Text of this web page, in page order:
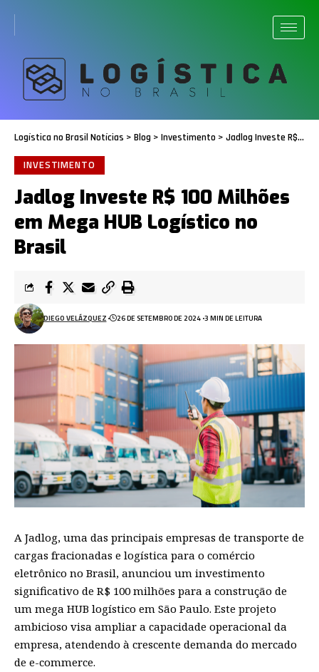
Logística no Brasil Notícias > Blog > Investimento > Jadlog Investe R$ 100 Milhões em Mega HUB Logístico no Brasil
INVESTIMENTO
Jadlog Investe R$ 100 Milhões
em Mega HUB Logístico no
Brasil
DIEGO VELÁZQUEZ 26 DE SETEMBRO DE 2024 3 MIN DE LEITURA
A Jadlog, uma das principais empresas de transporte de
cargas fracionadas e logística para o comércio
eletrônico no Brasil, anunciou um investimento
significativo de R$ 100 milhões para a construção de
um mega HUB logístico em São Paulo. Este projeto
ambicioso visa ampliar a capacidade operacional da
empresa, atendendo à crescente demanda do mercado
de e-commerce.